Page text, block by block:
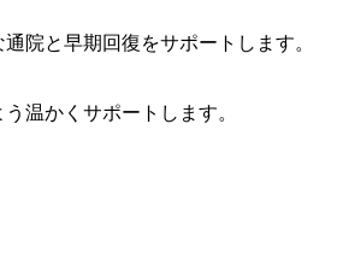
院と早期回復をサポートします。
温かくサポートします。